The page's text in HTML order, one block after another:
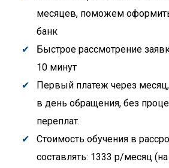
месяцев, поможем
банк
Быстрое рассмотрение
10 минут
Первый платеж через
в день обращения, без
переплат.
Стоимость обучения в
составлять: 1333 р/месяц